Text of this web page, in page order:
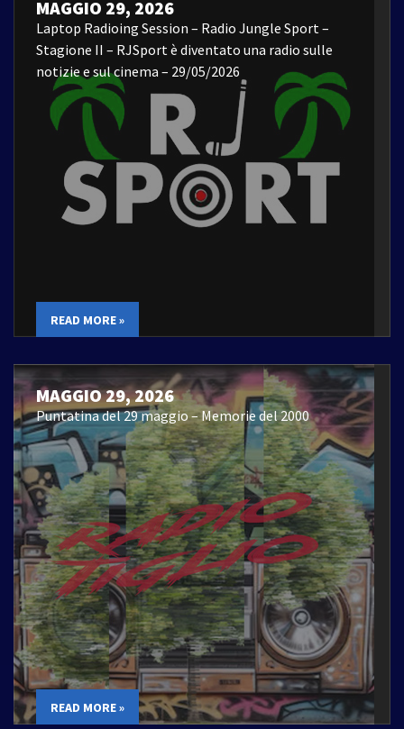
MAGGIO 29, 2026
Laptop Radioing Session – Radio Jungle Sport –
Stagione II – RJSport è diventato una radio sulle
notizie e sul cinema – 29/05/2026
READ MORE »
MAGGIO 29, 2026
Puntatina del 29 maggio – Memorie del 2000
READ MORE »